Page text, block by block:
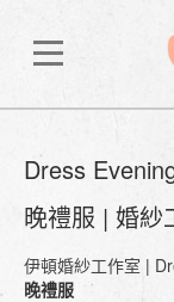
Dress
晚禮服 | 婚紗
伊頓婚紗工作室 |
晚禮服